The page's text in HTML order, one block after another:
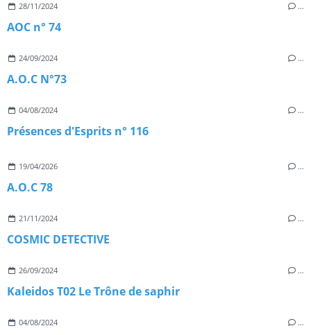
28/11/2024 …
AOC n° 74
24/09/2024 …
A.O.C N°73
04/08/2024 …
Présences d'Esprits n° 116
19/04/2026 …
A.O.C 78
21/11/2024 …
COSMIC DETECTIVE
26/09/2024 …
Kaleidos T02 Le Trône de saphir
04/08/2024 …